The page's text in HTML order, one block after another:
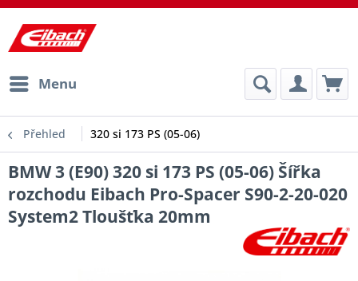
Menu
Přehled 320 si 173 PS (05-06)
BMW 3 (E90) 320 si 173 PS (05-06) Šířka
rozchodu Eibach Pro-Spacer S90-2-20-020
System2 Tloušťka 20mm